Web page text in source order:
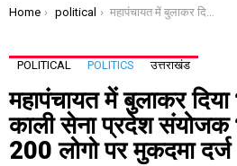
You are here:
Home political महापंचायत में बुलाकर दिया भड़काऊ भाषण काली सेना प्रदेश संयोजक भूपेश जोशी समेत 200 लोगो पर मुकदमा दर्ज
POLITICAL POLITICS उत्तराखंड
महापंचायत में बुलाकर
काली सेना प्रदेश
200 लोगो पर मुकदमा दर्ज